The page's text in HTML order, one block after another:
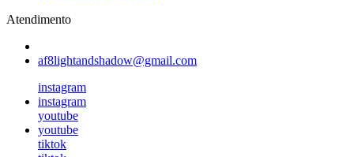
Atendimento
af8lightandshadow@gmail.com
instagram
instagram
youtube
youtube
tiktok